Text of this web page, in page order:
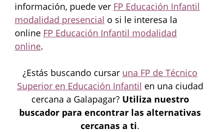
información, puede ver FP Educación Infantil
modalidad presencial o si le interesa la
online FP Educación Infantil modalidad
online.
¿Estás buscando cursar una FP de Técnico
Superior en Educación Infantil en una ciudad
cercana a Galapagar? Utiliza nuestro
buscador para encontrar las alternativas
cercanas a ti.